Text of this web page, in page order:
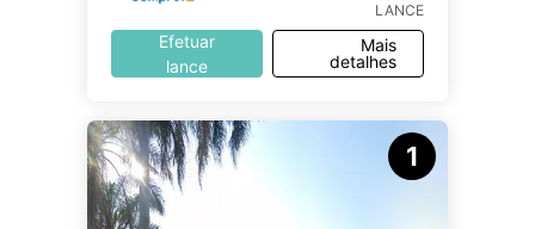
LANCE
Efetuar
lance
Mais
detalhes
1